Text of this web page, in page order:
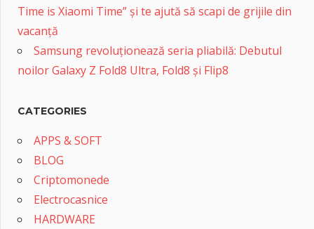
Time is Xiaomi Time” și te ajută să scapi de grijile din
vacanță
Samsung revoluționează seria pliabilă: Debutul
noilor Galaxy Z Fold8 Ultra, Fold8 și Flip8
CATEGORIES
APPS & SOFT
BLOG
Criptomonede
Electrocasnice
HARDWARE